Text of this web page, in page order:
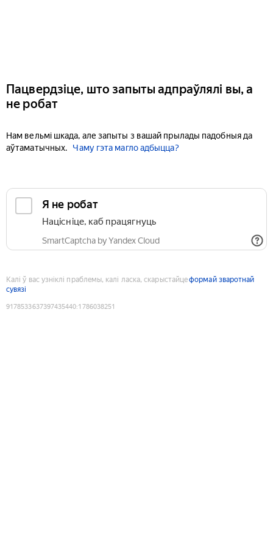
Пацвердзіце, што запыты адпраўлялі вы, а
не робат
Нам вельмі шкада, але запыты з вашай прылады падобныя да
аўтаматычных.
Чаму гэта магло адбыцца?
Я не робат
Націсніце, каб працягнуць
SmartCaptcha by Yandex Cloud
Калі ў вас узніклі праблемы, калі ласка, скарыстайцеформай зваротнай
сувязі
9178533637397435440:1786038251